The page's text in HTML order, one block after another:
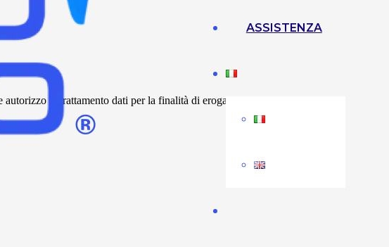
ASSISTENZA
al trattamento dati per la finalità di erogazione dei servizi richiesti e